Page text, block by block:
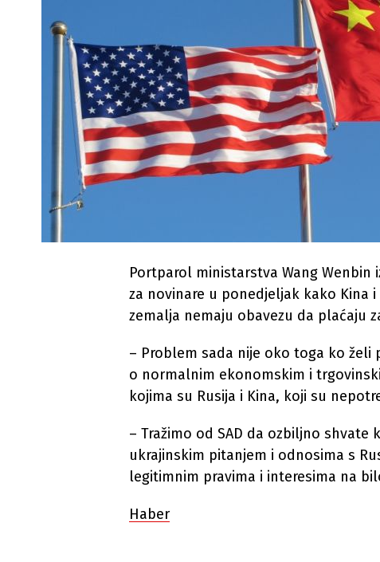
Portparol ministarstva Wang
za novinare u ponedjeljak kako Kina
zemalja nemaju obavezu da plaćaju
– Problem sada nije oko toga ko želi
o normalnim ekonomskim i
kojima su Rusija i Kina, koji su
– Tražimo od SAD da ozbiljno
ukrajinskim pitanjem i odnosima s
legitimnim pravima i interesima na
Haber